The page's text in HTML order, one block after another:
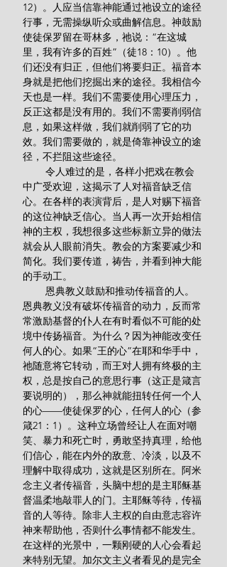
12）。人应当信靠神能通过祂设立的途径
行事，无需操纵听众或曲解信息。神鼓励
使徒保罗留在哥林多，祂说：“在这城
里，我有许多的百姓”（徒18：10）。他
们还没有归正，但他们将要归正。福音本
身就是把他们挖掘出来的途径。我相信今
天也是一样。我们不需要使用心理压力，
反正这都是没有用的。我们不需要削弱信
息，如果这样做，我们就削弱了它的功
效。我们需要做的，就是倚靠神设立的途
径，不拦阻这些途径。
中广受欢迎，这揭示了人对福音缺乏信
心。在各样的表演背后，是人对赐下福音
的这位神缺乏信心。当人再一次开始相信
神的主权，我想很多这些标新立异的做法
就会从人眼前消失。教会的方案要减少和
简化。我们要传道，祷告，并看到神大能
的手动工。
恩典教义没有破坏传福音的动力，反而常
常激励基督的仆人在有时看似不可能的处
境中传扬福音。为什么？因为神能改变任
何人的心。如果“王的心”在耶和华手中，
祂随意将它转动，而王对人拥有终极的主
权，总是按自己的意思行事（这正是箴言
要说明的），那么神就能扭转任何一个人
的心——使徒保罗的心，任何人的心（参
箴21：1）。这种立场曾经让人在面对嘲
笑、暴力和死亡时，勇敢坚持真理，给他
们信心，能在内外的敌意、冷淡，以及不
理解中取得成功，这就是区别所在。阿米
念主义者传福音，头脑中想的是主耶稣基
督温柔地敲罪人的门。主耶稣等待，传福
音的人等待。除非人主权的自由意志容许
神来帮助他，否则什么事情都不能发生。
在这样的光景中，一颗刚硬的人心会看起
来特别无望。加尔文主义者看见的是完全